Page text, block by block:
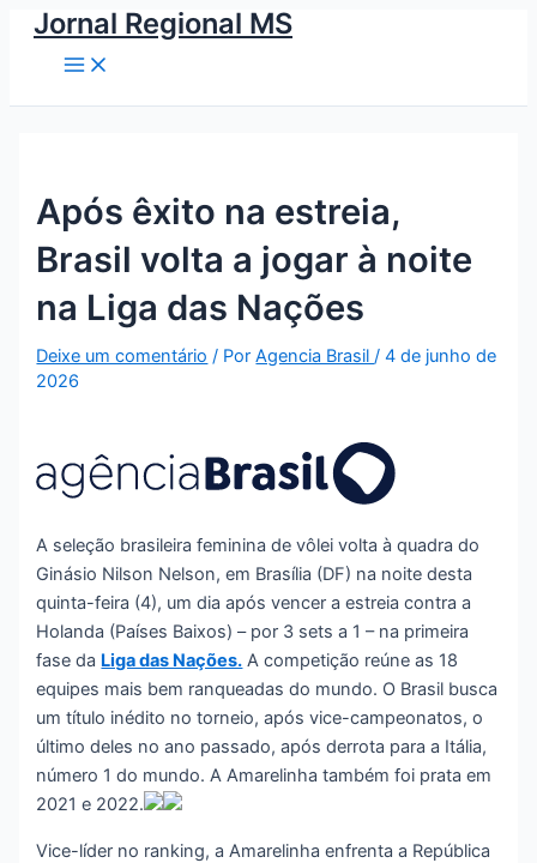
para
Jornal Regional MS
Menu
Após êxito na estreia,
Brasil volta a jogar à noite
na Liga das Nações
Deixe um comentário / PorAgencia Brasil/4 de junho de
2026
A seleção brasileira feminina de vôlei volta à quadra do
Ginásio Nilson Nelson, em Brasília (DF) na noite desta
quinta-feira (4), um dia após vencer a estreia contra a
Holanda (Países Baixos) – por 3 sets a 1 – na primeira
fase da Liga das Nações. A competição reúne as 18
equipes mais bem ranqueadas do mundo. O Brasil busca
um título inédito no torneio, após vice-campeonatos, o
último deles no ano passado, após derrota para a Itália,
número 1 do mundo. A Amarelinha também foi prata em
2021 e 2022.
Vice-líder no ranking, a Amarelinha enfrenta a República